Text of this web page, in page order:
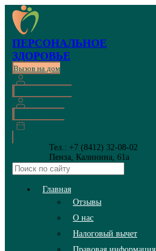
ПЕРСОНАЛЬНОЕ
ЗДОРОВЬЕ
Вызов на дом
Тел.: +7 (8412) 32-08-02
Пенза, Калинина, 61а
Главная
Отзывы
О нас
Налоговый вычет